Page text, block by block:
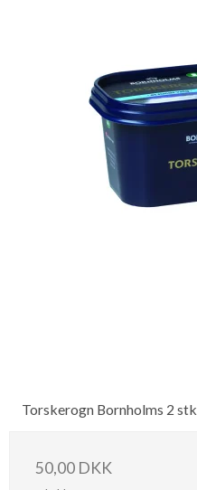
Torskerogn Bornholms 2 stk
50,00 DKK